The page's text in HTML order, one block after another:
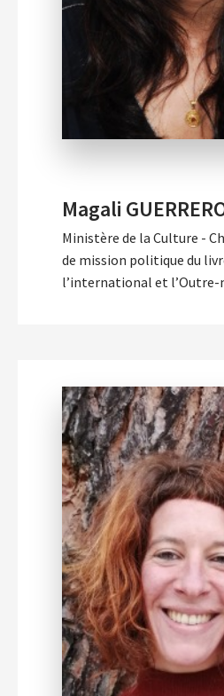
Magali
Ministère de la Culture -
de mission politique du
l’international et l’Outre-